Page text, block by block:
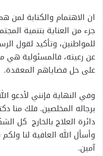
ان الاهتمام والكتابة
جزء من العناية بتنمية
للمواطنين، وتأكيد لقول
عن رعيته، فالمسئولية هي
على حل قضاياهم المعقدة.
وفي النهاية فإنني لأدعو
برجاله المخلصين. فلك منا
دائرة العلاج بالخارج كل
وأسأل الله العافية لنا
آمين.